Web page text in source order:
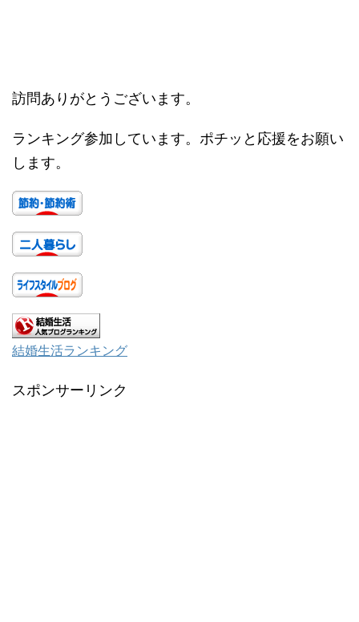
訪問ありがとうございます。
ランキング参加しています。ポチッと応援をお願い
します。
結婚生活ランキング
スポンサーリンク